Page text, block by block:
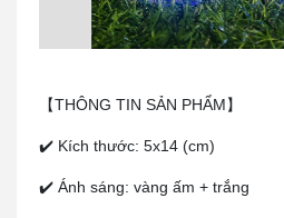
【THÔNG TIN SẢN PHẨM】
✔️ Kích thước: 5x14 (cm)
✔️ Ánh sáng: vàng ấm + trắng